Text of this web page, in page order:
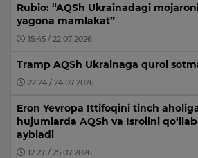
Rubio: “AQSh Ukrainadagi
yagona mamlakat”
15:45 / 22.07.2026
Tramp AQSh Ukrainaga qurol
22:24 / 24.07.2026
Eron Yevropa Ittifoqini tinch
hujumlarda AQSh va Isroilni
aybladi
12:27 / 25.07.2026